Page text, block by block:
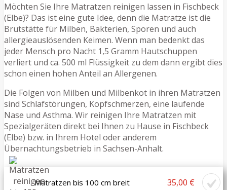
Möchten Sie Ihre Matratzen reinigen lassen in Fischbeck
(Elbe)? Das ist eine gute Idee, denn die Matratze ist die
Brutstätte für Milben, Bakterien, Sporen und auch
allergieauslösenden Keimen. Wenn man bedenkt das
jeder Mensch pro Nacht 1,5 Gramm Hautschuppen
verliert und ca. 500 ml Flüssigkeit zu dem dann ergibt dies
schon einen hohen Anteil an Allergenen.
Die Folgen von Milben und Milbenkot in ihren Matratzen
sind Schlafstörungen, Kopfschmerzen, eine laufende
Nase und Asthma. Wir reinigen Ihre Matratzen mit
Spezialgeräten direkt bei Ihnen zu Hause in Fischbeck
(Elbe) bzw. in Ihrem Hotel oder anderem
Übernachtungsbetrieb in Sachsen-Anhalt.
Matratzen bis 100 cm breit 35,00 €